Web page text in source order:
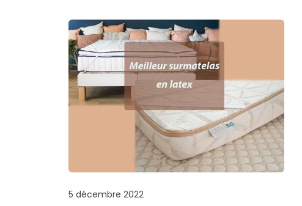
5 décembre 2022